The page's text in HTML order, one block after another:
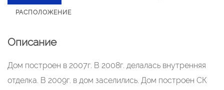
РАСПОЛОЖЕНИЕ
Описание
Дом построен в 2007г. В 2008г. делалась внутренняя
отделка. В 2009г. в дом заселились. Дом построен СК